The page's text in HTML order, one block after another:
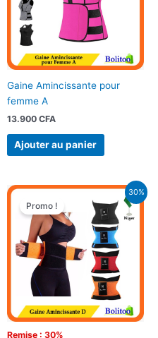
Gaine Amincissante pour
femme A
13.900 CFA
Ajouter au panier
30%
Remise : 30%
Promo !
Le
prix
initial
était :
11.500 CFA.
Le
prix
actuel
est :
8.000 CFA.